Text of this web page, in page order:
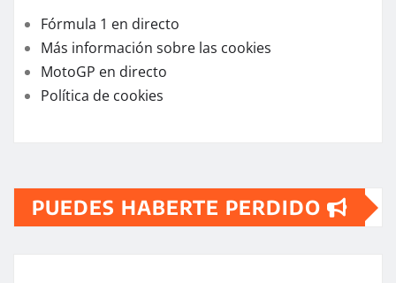
Fórmula 1 en directo
Más información sobre las cookies
MotoGP en directo
Política de cookies
PUEDES HABERTE PERDIDO